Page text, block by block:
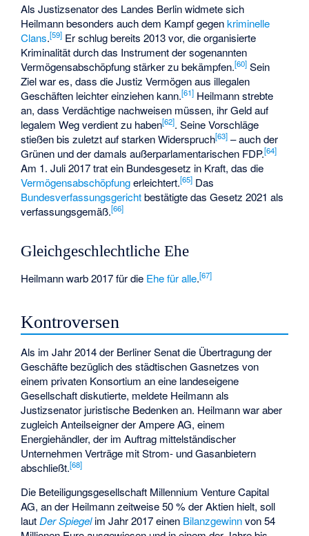
Als Justizsenator des Landes Berlin widmete sich
Heilmann besonders auch dem Kampf gegenkriminelle
Clans.[59] Er schlug bereits 2013 vor, die organisierte
Kriminalität durch das Instrument der sogenannten
Vermögensabschöpfung stärker zu bekämpfen.[60] Sein
Ziel war es, dass die Justiz Vermögen aus illegalen
Geschäften leichter einziehen kann.[61] Heilmann strebte
an, dass Verdächtige nachweisen müssen, ihr Geld auf
legalem Weg verdient zu haben[62]. Seine Vorschläge
stießen bis zuletzt auf starken Widerspruch[63] – auch der
Grünen und der damals außerparlamentarischen FDP.[64]
Am 1. Juli 2017 trat ein Bundesgesetz in Kraft, das die
Vermögensabschöpfungerleichtert.[65] Das
Bundesverfassungsgerichtbestätigte das Gesetz 2021 als
verfassungsgemäß.[66]
Gleichgeschlechtliche Ehe
Heilmann warb 2017 für die Ehe für alle.[67]
Kontroversen
Als im Jahr 2014 der Berliner Senat die Übertragung der
Geschäfte bezüglich des städtischen Gasnetzes von
einem privaten Konsortium an eine landeseigene
Gesellschaft diskutierte, meldete Heilmann als
Justizsenator juristische Bedenken an. Heilmann war aber
zugleich Anteilseigner der Ampere AG, einem
Energiehändler, der im Auftrag mittelständischer
Unternehmen Verträge mit Strom- und Gasanbietern
abschließt.[68]
Die Beteiligungsgesellschaft Millennium Venture Capital
AG, an der Heilmann zeitweise 50 % der Aktien hielt, soll
lautDer Spiegelim Jahr 2017 einen Bilanzgewinnvon 54